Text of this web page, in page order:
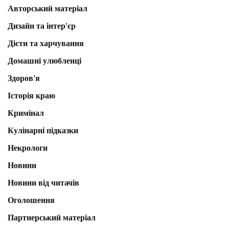
Авторський матеріал
Дизайн та інтер'єр
Дієти та харчування
Домашні улюбленці
Здоров'я
Історія краю
Кримінал
Кулінарні підказки
Некрологи
Новини
Новини від читачів
Оголошення
Партнерський матеріал